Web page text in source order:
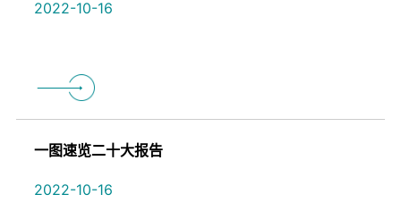
2022-10-16
一图速览二十大报告
2022-10-16